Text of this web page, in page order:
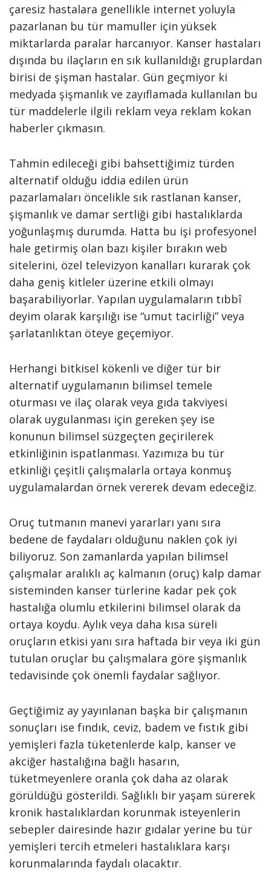
çaresiz hastalara genellikle internet yoluyla
pazarlanan bu tür mamuller için yüksek
miktarlarda paralar harcanıyor. Kanser hastaları
dışında bu ilaçların en sık kullanıldığı gruplardan
birisi de şişman hastalar. Gün geçmiyor ki
medyada şişmanlık ve zayıflamada kullanılan bu
tür maddelerle ilgili reklam veya reklam kokan
haberler çıkmasın.
Tahmin edileceği gibi bahsettiğimiz türden
alternatif olduğu iddia edilen ürün
pazarlamaları öncelikle sık rastlanan kanser,
şişmanlık ve damar sertliği gibi hastalıklarda
yoğunlaşmış durumda. Hatta bu işi profesyonel
hale getirmiş olan bazı kişiler bırakın web
sitelerini, özel televizyon kanalları kurarak çok
daha geniş kitleler üzerine etkili olmayı
başarabiliyorlar. Yapılan uygulamaların tıbbî
deyim olarak karşılığı ise “umut tacirliği” veya
şarlatanlıktan öteye geçemiyor.
Herhangi bitkisel kökenli ve diğer tür bir
alternatif uygulamanın bilimsel temele
oturması ve ilaç olarak veya gıda takviyesi
olarak uygulanması için gereken şey ise
konunun bilimsel süzgeçten geçirilerek
etkinliğinin ispatlanması. Yazımıza bu tür
etkinliği çeşitli çalışmalarla ortaya konmuş
uygulamalardan örnek vererek devam edeceğiz.
Oruç tutmanın manevi yararları yanı sıra
bedene de faydaları olduğunu naklen çok iyi
biliyoruz. Son zamanlarda yapılan bilimsel
çalışmalar aralıklı aç kalmanın (oruç) kalp damar
sisteminden kanser türlerine kadar pek çok
hastalığa olumlu etkilerini bilimsel olarak da
ortaya koydu. Aylık veya daha kısa süreli
oruçların etkisi yanı sıra haftada bir veya iki gün
tutulan oruçlar bu çalışmalara göre şişmanlık
tedavisinde çok önemli faydalar sağlıyor.
Geçtiğimiz ay yayınlanan başka bir çalışmanın
sonuçları ise fındık, ceviz, badem ve fıstık gibi
yemişleri fazla tüketenlerde kalp, kanser ve
akciğer hastalığına bağlı hasarın,
tüketmeyenlere oranla çok daha az olarak
görüldüğü gösterildi. Sağlıklı bir yaşam sürerek
kronik hastalıklardan korunmak isteyenlerin
sebepler dairesinde hazır gıdalar yerine bu tür
yemişleri tercih etmeleri hastalıklara karşı
korunmalarında faydalı olacaktır.